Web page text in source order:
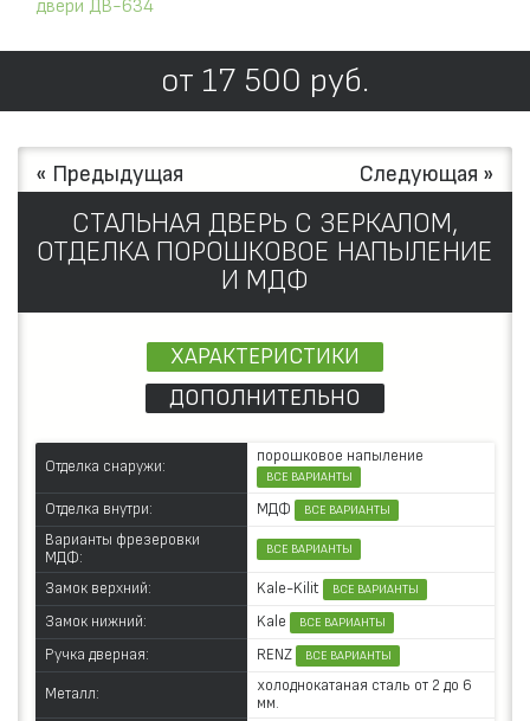
от 17 500 руб.
« Предыдущая Следующая »
СТАЛЬНАЯ ДВЕРЬ С ЗЕРКАЛОМ,
ОТДЕЛКА ПОРОШКОВОЕ НАПЫЛЕНИЕ
И МДФ
ХАРАКТЕРИСТИКИ
ДОПОЛНИТЕЛЬНО
Отделка снаружи:
порошковое напыление
ВСЕ ВАРИАНТЫ
Отделка внутри: МДФ ВСЕ ВАРИАНТЫ
Варианты фрезеровки
МДФ:
ВСЕ ВАРИАНТЫ
Замок верхний: Kale-Kilit ВСЕ ВАРИАНТЫ
Замок нижний: Kale ВСЕ ВАРИАНТЫ
Ручка дверная: RENZ ВСЕ ВАРИАНТЫ
Металл:
холоднокатаная сталь от 2 до 6
мм.